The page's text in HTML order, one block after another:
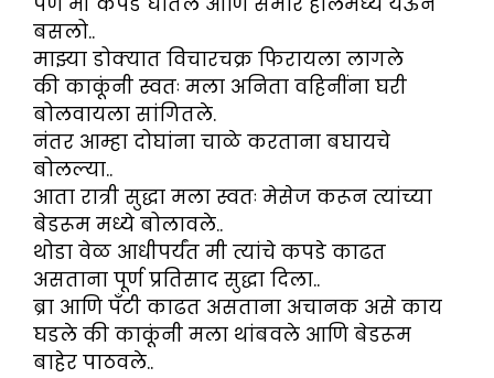
बसलो..
माझ्या डोक्यात विचारचक्र फिरायला लागले
की काकूंनी स्वतः मला अनिता वहिनींना घरी
बोलवायला सांगितले.
नंतर आम्हा दोघांना चाळे करताना बघायचे
बोलल्या..
आता रात्री सुद्धा मला स्वतः मेसेज करून त्यांच्या
बेडरूम मध्ये बोलावले..
थोडा वेळ आधीपर्यंत मी त्यांचे कपडे काढत
असताना पूर्ण प्रतिसाद सुद्धा दिला..
ब्रा आणि पॅंटी काढत असताना अचानक असे काय
घडले की काकूंनी मला थांबवले आणि बेडरूम
बाहेर पाठवले..